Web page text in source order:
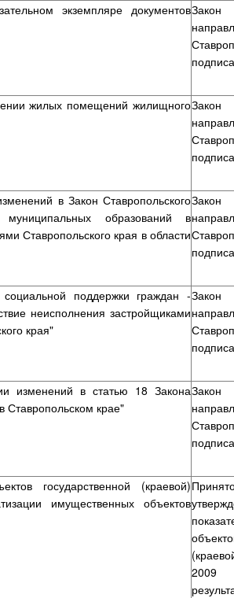
экземпляре документов
жилых помещений жилищного
в Закон Ставропольского
образований в
Ставропольского края в области
поддержки граждан -
неисполнения застройщиками
края"
изменений в статью 18 Закона
Ставропольском крае"
государственной (краевой)
имущественных объектов
2009